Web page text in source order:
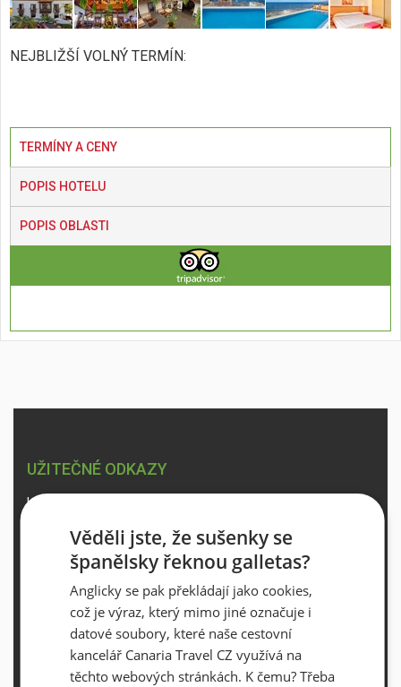
NEJBLIŽŠÍ VOLNÝ TERMÍN:
TERMÍNY A CENY
POPIS HOTELU
POPIS OBLASTI
UŽITEČNÉ ODKAZY
Letový řád
Online platba
Dokumenty ke stažení
Počasí na Kanárských ostrovech
Vstup pro partnery
CANARIA TRAVEL CZ
Věděli jste, že sušenky se
španělsky řeknou galletas?
Anglicky se pak překládají jako cookies,
což je výraz, který mimo jiné označuje i
datové soubory, které naše cestovní
kancelář Canaria Travel CZ využívá na
těchto webových stránkách. K čemu? Třeba